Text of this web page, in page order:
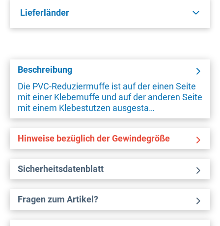
Lieferländer
Beschreibung
Die PVC-Reduziermuffe ist auf der einen Seite
mit einer Klebemuffe und auf der anderen Seite
mit einem Klebestutzen ausgesta…
Hinweise bezüglich der Gewindegröße
Sicherheitsdatenblatt
Fragen zum Artikel?